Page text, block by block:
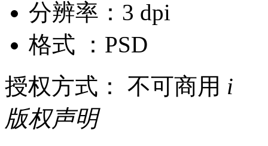
分辨率：3 dpi
格式 ：PSD
授权方式： 不可商用 i
版权声明